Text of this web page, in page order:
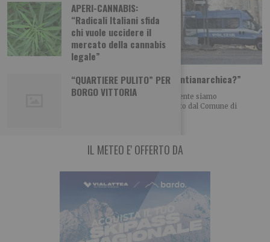
APERI-CANNABIS:
“Radicali Italiani sfida
chi vuole uccidere il
mercato della cannabis
legale”
“QUARTIERE PULITO” PER
BORGO VITTORIA
Aska, Forza Italia: “Dov’è la dichiarazione antianarchica?”
IL COMMENTO DI ROSSO E FONTANA «Sinceramente siamo
estremamente delusi dall’avviso pubblico pubblicato dal Comune di
IL METEO E' OFFERTO DA